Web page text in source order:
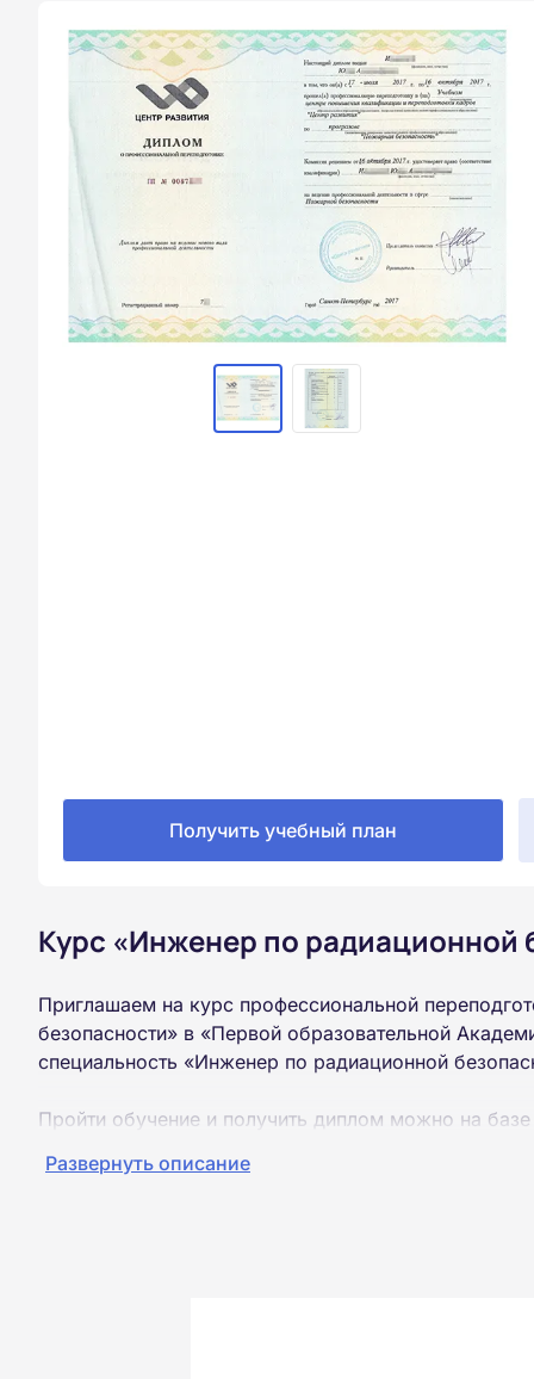
Получить учебный план
Курс «Инженер по радиационной
Приглашаем на курс профессиональной
безопасности» в «Первой образовательной
специальность «Инженер по радиационной
Пройти обучение и получить диплом можно на
Развернуть описание